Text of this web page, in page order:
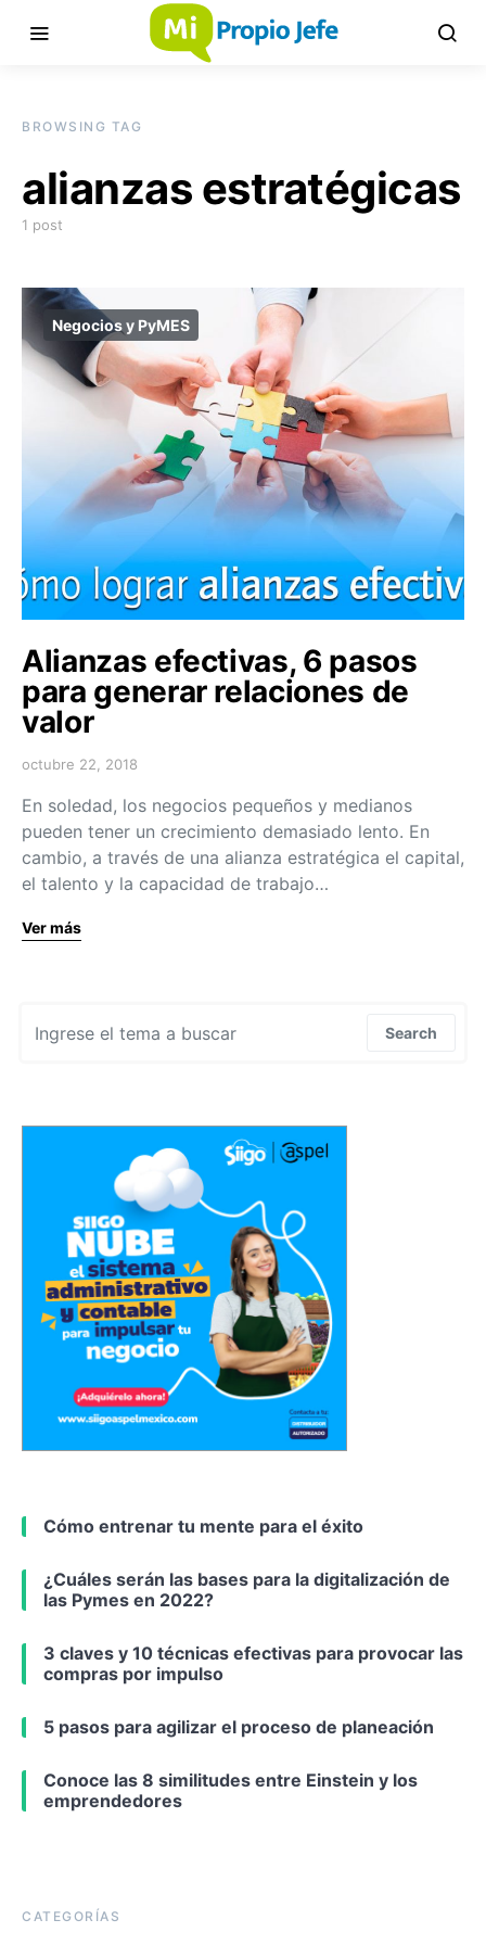
BROWSING TAG
alianzas estratégicas
1 post
Negocios y PyMES
Alianzas efectivas, 6 pasos
para generar relaciones de
valor
octubre 22, 2018
En soledad, los negocios pequeños y medianos
pueden tener un crecimiento demasiado lento. En
cambio, a través de una alianza estratégica el capital,
el talento y la capacidad de trabajo…
Ver más
Search
Cómo entrenar tu mente para el éxito
¿Cuáles serán las bases para la digitalización de
las Pymes en 2022?
3 claves y 10 técnicas efectivas para provocar las
compras por impulso
5 pasos para agilizar el proceso de planeación
Conoce las 8 similitudes entre Einstein y los
emprendedores
CATEGORÍAS